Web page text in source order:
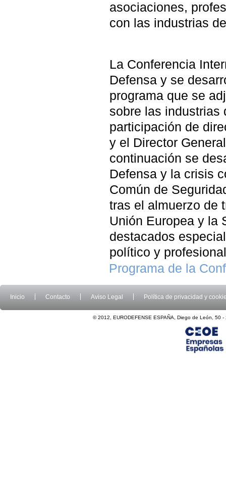
asociaciones,
con las industrias
La Conferencia
Defensa y se
programa que se
sobre las industrias
participación de
y el Director
continuación se
Defensa y la crisis
Común de
tras el almuerzo de
Unión Europea y la
destacados
político y
Programa de la
Inicio Contacto Aviso Legal Política de privacidad y
© 2012, EURODEFENSE ESPAÑA, Diego de León, 50